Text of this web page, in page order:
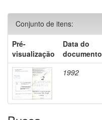
Conjunto de itens:
Pré-
visualização
Data do
documento
1992